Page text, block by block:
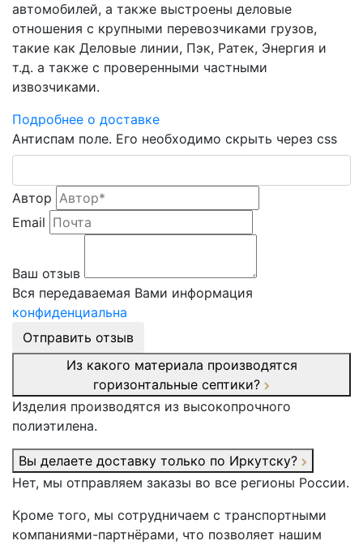
автомобилей, а также выстроены деловые
отношения с крупными перевозчиками грузов,
такие как Деловые линии, Пэк, Ратек, Энергия и
т.д. а также с проверенными частными
извозчиками.
Подробнее о доставке
Антиспам поле. Его необходимо скрыть через css
Автор
Email
Ваш отзыв
Вся передаваемая Вами информация
конфиденциальна
Отправить отзыв
Из какого материала производятся
горизонтальные септики?
Изделия производятся из высокопрочного
полиэтилена.
Вы делаете доставку только по Иркутску?
Нет, мы отправляем заказы во все регионы России.
Кроме того, мы сотрудничаем с транспортными
компаниями-партнёрами, что позволяет нашим